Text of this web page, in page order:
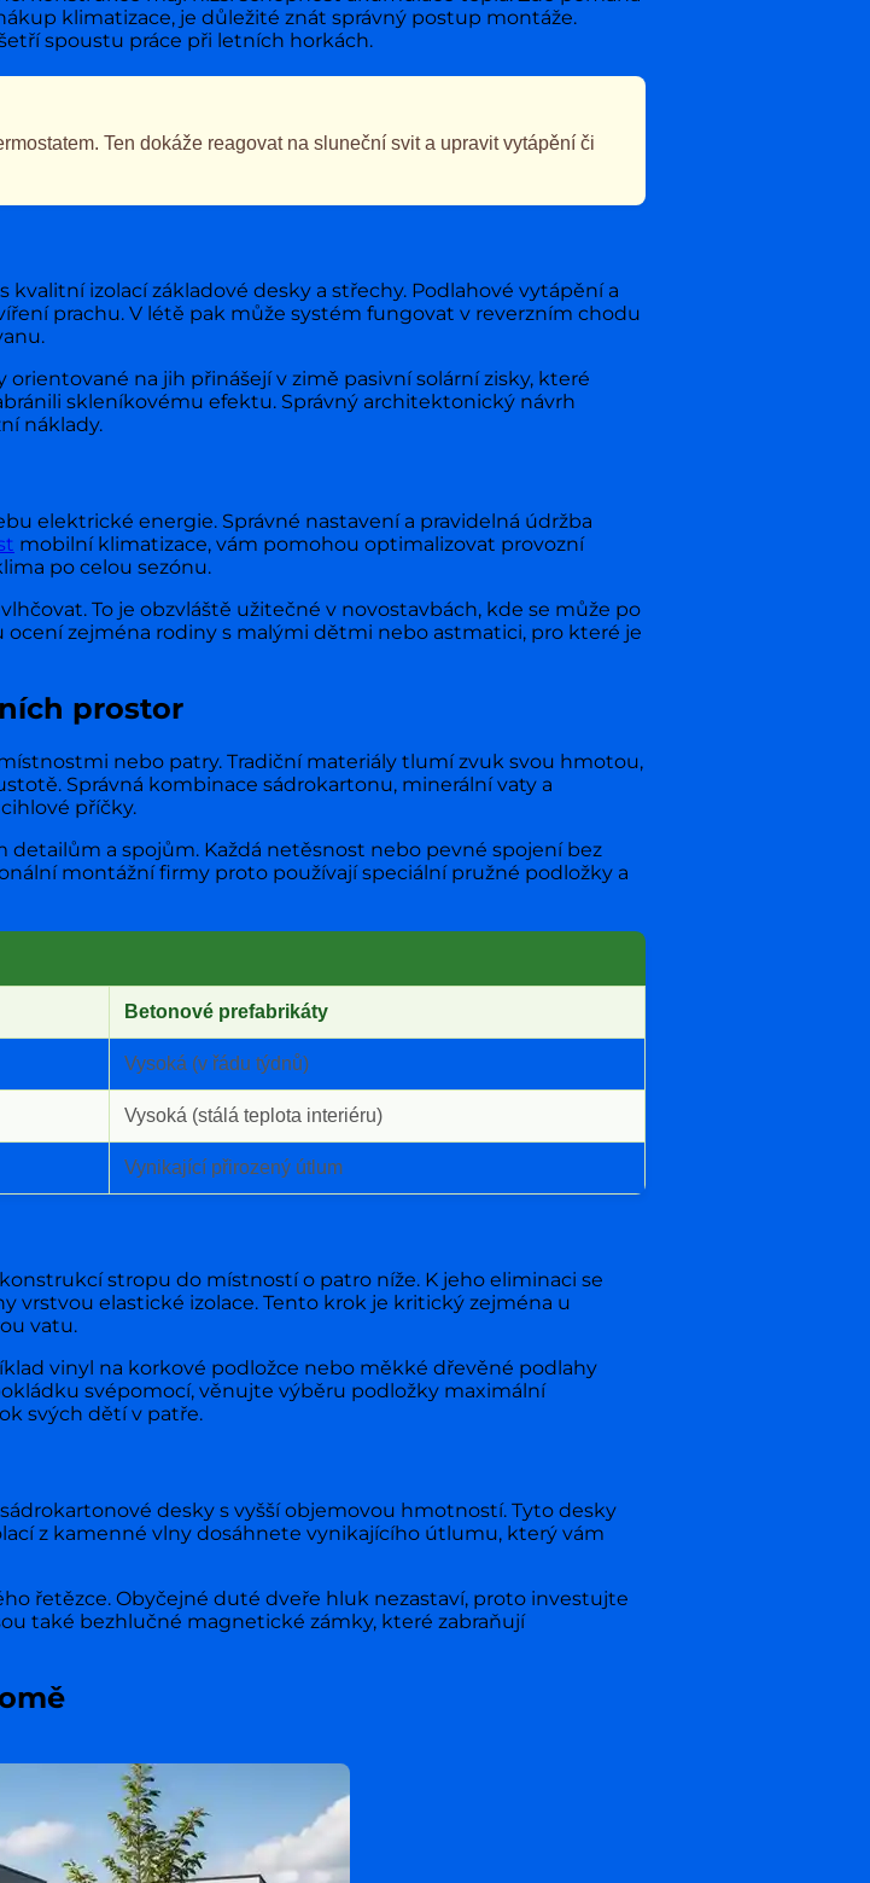
klimatizace, je důležité znát správný postup montáže.
spoustu práce při letních horkách.
Ten dokáže reagovat na sluneční svit a upravit vytápění či
izolací základové desky a střechy. Podlahové vytápění a
prachu. V létě pak může systém fungovat v reverzním chodu
na jih přinášejí v zimě pasivní solární zisky, které
skleníkovému efektu. Správný architektonický návrh
náklady.
elektrické energie. Správné nastavení a pravidelná údržba
mobilní klimatizace, vám pomohou optimalizovat provozní
po celou sezónu.
To je obzvláště užitečné v novostavbách, kde se může po
zejména rodiny s malými dětmi nebo astmatici, pro které je
prostor
nebo patry. Tradiční materiály tlumí zvuk svou hmotou,
Správná kombinace sádrokartonu, minerální vaty a
příčky.
a spojům. Každá netěsnost nebo pevné spojení bez
montážní firmy proto používají speciální pružné podložky a
Betonové prefabrikáty
Vysoká (v řádu týdnů)
Vysoká (stálá teplota interiéru)
Vynikající přirozený útlum
stropu do místností o patro níže. K jeho eliminaci se
vrstvou elastické izolace. Tento krok je kritický zejména u
vatu.
vinyl na korkové podložce nebo měkké dřevěné podlahy
svépomocí, věnujte výběru podložky maximální
svých dětí v patře.
desky s vyšší objemovou hmotností. Tyto desky
z kamenné vlny dosáhnete vynikajícího útlumu, který vám
řetězce. Obyčejné duté dveře hluk nezastaví, proto investujte
také bezhlučné magnetické zámky, které zabraňují